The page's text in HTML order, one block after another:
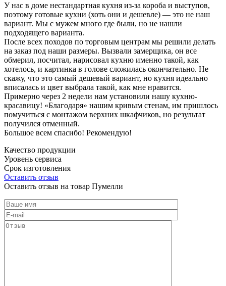
У нас в доме нестандартная кухня из-за короба и выступов,
поэтому готовые кухни (хоть они и дешевле) — это не наш
вариант. Мы с мужем много где были, но не нашли
подходящего варианта.
После всех походов по торговым центрам мы решили делать
на заказ под наши размеры. Вызвали замерщика, он все
обмерил, посчитал, нарисовал кухню именно такой, как
хотелось, и картинка в голове сложилась окончательно. Не
скажу, что это самый дешевый вариант, но кухня идеально
вписалась и цвет выбрала такой, как мне нравится.
Примерно через 2 недели нам установили нашу кухню-
красавицу! «Благодаря» нашим кривым стенам, им пришлось
помучиться с монтажом верхних шкафчиков, но результат
получился отменный.
Большое всем спасибо! Рекомендую!
Качество продукции
Уровень сервиса
Срок изготовления
Оставить отзыв
Оставить отзыв на товар Пумелли